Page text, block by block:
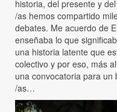
historia, del presente y
/as hemos compartido
debates. Me acuerdo de
enseñaba lo que
una historia latente que
colectivo y por eso, más
una convocatoria para
/as…